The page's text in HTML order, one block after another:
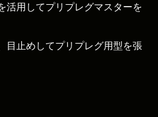
活用してプリプレグマスターを
目止めしてプリプレグ用型を張